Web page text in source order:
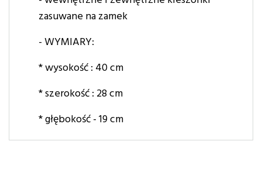
zasuwane na zamek
- WYMIARY:
* wysokość : 40 cm
* szerokość : 28 cm
* głębokość - 19 cm